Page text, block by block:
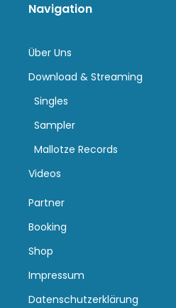
Navigation
Über Uns
Download & Streaming
Singles
Sampler
Mallotze Records
Videos
Partner
Booking
Shop
Impressum
Datenschutzerklärung